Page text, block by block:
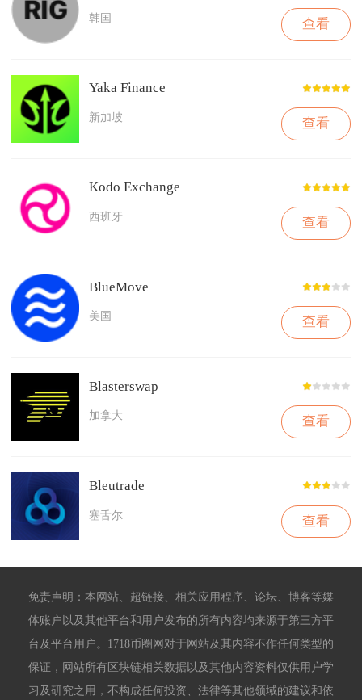
韩国 查看
Yaka Finance
新加坡 查看
Kodo Exchange
西班牙 查看
BlueMove
美国 查看
Blasterswap
加拿大 查看
Bleutrade
塞舌尔 查看
免责声明：本网站、超链接、相关应用程序、论坛、博客等媒
体账户以及其他平台和用户发布的所有内容均来源于第三方平
台及平台用户。1718币圈网对于网站及其内容不作任何类型的
保证，网站所有区块链相关数据以及其他内容资料仅供用户学
习及研究之用，不构成任何投资、法律等其他领域的建议和依